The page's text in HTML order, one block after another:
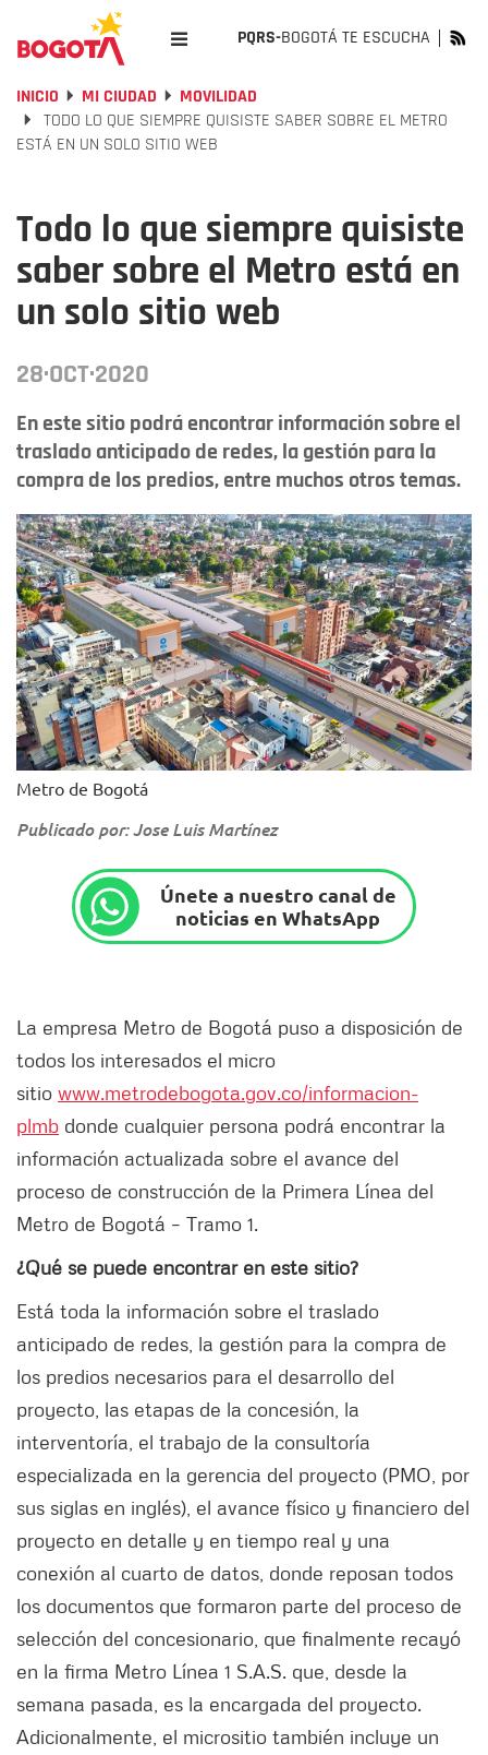
PQRS-BOGOTÁ TE ESCUCHA
INICIO MI CIUDAD
MOVILIDAD
TODO LO QUE SIEMPRE QUISISTE SABER SOBRE EL METRO
ESTÁ EN UN SOLO SITIO WEB
Todo lo que siempre quisiste
saber sobre el Metro está en
un solo sitio web
28·OCT·2020
En este sitio podrá encontrar información sobre el
traslado anticipado de redes, la gestión para la
compra de los predios, entre muchos otros temas.
Metro de Bogotá
Publicado por: Jose Luis Martínez
Únete a nuestro canal de
noticias en WhatsApp
La empresa Metro de Bogotá puso a disposición de
todos los interesados el micro
sitio www.metrodebogota.gov.co/informacion-
plmb donde cualquier persona podrá encontrar la
información actualizada sobre el avance del
proceso de construcción de la Primera Línea del
Metro de Bogotá – Tramo 1.
¿Qué se puede encontrar en este sitio?
Está toda la información sobre el traslado
anticipado de redes, la gestión para la compra de
los predios necesarios para el desarrollo del
proyecto, las etapas de la concesión, la
interventoría, el trabajo de la consultoría
especializada en la gerencia del proyecto (PMO, por
sus siglas en inglés), el avance físico y financiero del
proyecto en detalle y en tiempo real y una
conexión al cuarto de datos, donde reposan todos
los documentos que formaron parte del proceso de
selección del concesionario, que finalmente recayó
en la firma Metro Línea 1 S.A.S. que, desde la
semana pasada, es la encargada del proyecto.
Adicionalmente, el micrositio también incluye un